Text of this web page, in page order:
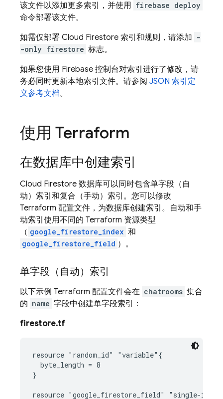
该文件以添加更多索引，并使用 firebase deploy
命令部署该文件。
如需仅部署 Cloud Firestore 索引和规则，请添加 -
-only firestore 标志。
如果您使用 Firebase 控制台对索引进行了修改，请
务必同时更新本地索引文件。请参阅 JSON 索引定
义参考文档。
使用 Terraform
在数据库中创建索引
Cloud Firestore 数据库可以同时包含单字段（自
动）索引和复合（手动）索引。您可以修改
Terraform 配置文件，为数据库创建索引。自动和手
动索引使用不同的 Terraform 资源类型
（ google_firestore_index 和
google_firestore_field ）。
单字段（自动）索引
以下示例 Terraform 配置文件会在 chatrooms 集合
的 name 字段中创建单字段索引：
firestore.tf
resource "random_id" "variable"{
  byte_length = 8
}
resource "google_firestore_field" "single-